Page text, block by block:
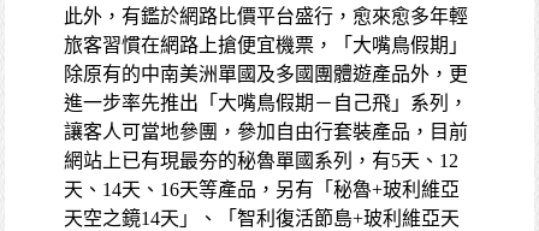
此外，有鑑於網路比價平台盛行，愈來愈多年輕
旅客習慣在網路上搶便宜機票，「大嘴鳥假期」
除原有的中南美洲單國及多國團體遊產品外，更
進一步率先推出「大嘴鳥假期－自己飛」系列，
讓客人可當地參團，參加自由行套裝產品，目前
網站上已有現最夯的秘魯單國系列，有5天、12
天、14天、16天等產品，另有「秘魯+玻利維亞
天空之鏡14天」、「智利復活節島+玻利維亞天